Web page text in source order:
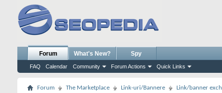
Forum
FAQ Calendar Community Forum Actions Quick Links
What's New? Spy
Forum The Marketplace Link-uri/Bannere Link/banner